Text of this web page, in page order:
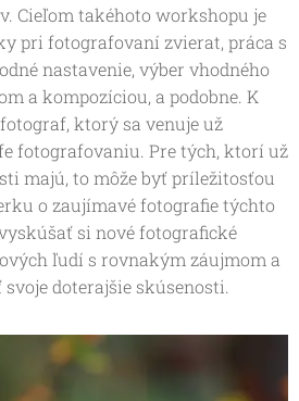
Cieľom takéhoto workshopu je
pri fotografovaní zvierat, práca s
nastavenie, výber vhodného
a kompozíciou, a podobne. K
ktorý sa venuje už
fotografovaniu. Pre tých, ktorí už
majú, to môže byť príležitosťou
o zaujímavé fotografie týchto
si nové fotografické
ľudí s rovnakým záujmom a
doterajšie skúsenosti.